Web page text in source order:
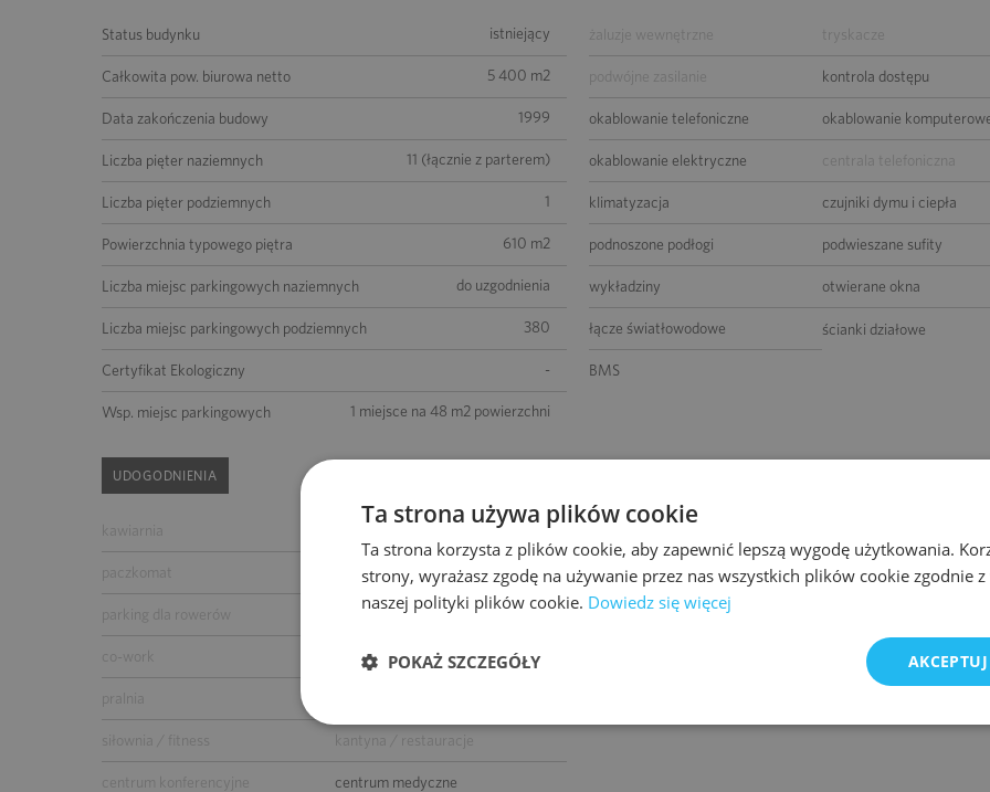
Status budynku istniejący
Całkowita pow. biurowa netto 5 400 m2
Data zakończenia budowy 1999
Liczba pięter naziemnych 11 (łącznie z parterem)
Liczba pięter podziemnych 1
Powierzchnia typowego piętra 610 m2
Liczba miejsc parkingowych naziemnych do uzgodnienia
Liczba miejsc parkingowych podziemnych 380
Certyfikat Ekologiczny -
Wsp. miejsc parkingowych 1 miejsce na 48 m2 powierzchni
żaluzje wewnętrzne tryskacze
podwójne zasilanie kontrola dostępu
okablowanie telefoniczne okablowanie
okablowanie elektryczne centrala telefoniczna
klimatyzacja czujniki dymu i ciepła
podnoszone podłogi podwieszane sufity
wykładziny otwierane okna
łącze światłowodowe ścianki działowe
BMS
UDOGODNIENIA
kawiarnia
paczkomat parking dla gości
parking dla rowerów myjnia samochodowa
co-work przedszkole
pralnia
siłownia / fitness kantyna / restauracje
centrum konferencyjne centrum medyczne
Ta strona używa plików cookie
Ta strona korzysta z plików cookie, aby zapewnić lepszą wygodę użytkowania.
strony, wyrażasz zgodę na używanie przez nas wszystkich plików cookie zgodnie
naszej polityki plików cookie. Dowiedz się więcej
POKAŻ SZCZEGÓŁY